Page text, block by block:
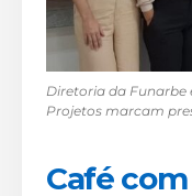
Diretoria da Funarbe
Projetos marcam
Café